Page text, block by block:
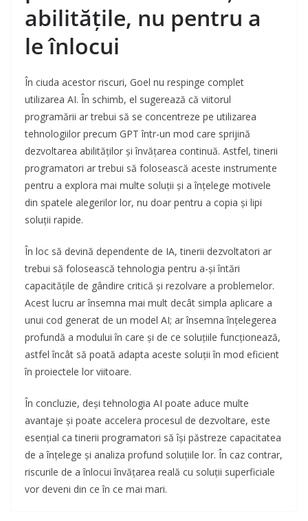
abilitățile, nu pentru a
le înlocui
În ciuda acestor riscuri, Goel nu respinge complet
utilizarea AI. În schimb, el sugerează că viitorul
programării ar trebui să se concentreze pe utilizarea
tehnologiilor precum GPT într-un mod care sprijină
dezvoltarea abilităților și învățarea continuă. Astfel, tinerii
programatori ar trebui să folosească aceste instrumente
pentru a explora mai multe soluții și a înțelege motivele
din spatele alegerilor lor, nu doar pentru a copia și lipi
soluții rapide.
În loc să devină dependente de IA, tinerii dezvoltatori ar
trebui să folosească tehnologia pentru a-și întări
capacitățile de gândire critică și rezolvare a problemelor.
Acest lucru ar însemna mai mult decât simpla aplicare a
unui cod generat de un model AI; ar însemna înțelegerea
profundă a modului în care și de ce soluțiile funcționează,
astfel încât să poată adapta aceste soluții în mod eficient
în proiectele lor viitoare.
În concluzie, deși tehnologia AI poate aduce multe
avantaje și poate accelera procesul de dezvoltare, este
esențial ca tinerii programatori să își păstreze capacitatea
de a înțelege și analiza profund soluțiile lor. În caz contrar,
riscurile de a înlocui învățarea reală cu soluții superficiale
vor deveni din ce în ce mai mari.